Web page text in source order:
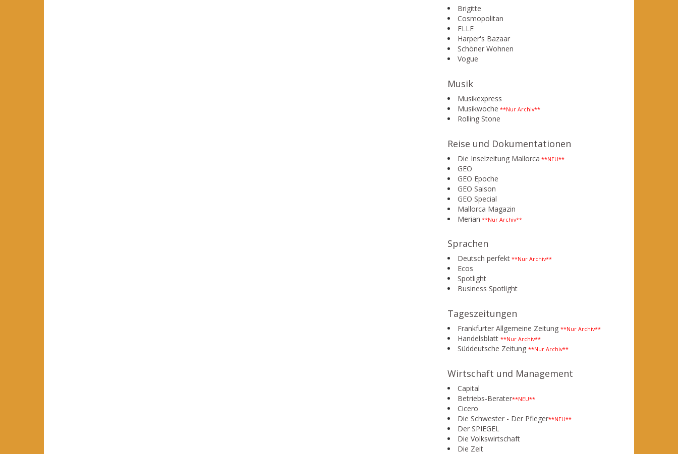
Brigitte
Cosmopolitan
ELLE
Harper's Bazaar
Schöner Wohnen
Vogue
Musik
Musikexpress
Musikwoche **Nur Archiv**
Rolling Stone
Reise und Dokumentationen
Die Inselzeitung Mallorca **NEU**
GEO
GEO Epoche
GEO Saison
GEO Special
Mallorca Magazin
Merian **Nur Archiv**
Sprachen
Deutsch perfekt **Nur Archiv**
Ecos
Spotlight
Business Spotlight
Tageszeitungen
Frankfurter Allgemeine Zeitung **Nur Archiv**
Handelsblatt **Nur Archiv**
Süddeutsche Zeitung **Nur Archiv**
Wirtschaft und Management
Capital
Betriebs-Berater**NEU**
Cicero
Die Schwester - Der Pfleger**NEU**
Der SPIEGEL
Die Volkswirtschaft
Die Zeit